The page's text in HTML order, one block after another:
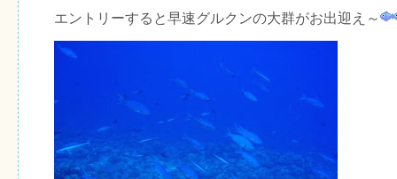
エントリーすると早速グルクンの大群がお出迎え～